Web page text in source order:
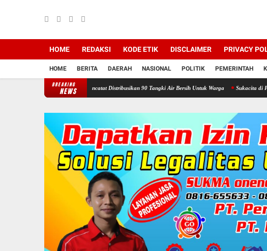
HOME REDAKSI KODE ETIK DISCLAIMER PRIVACY
HOME BERITA DAERAH NASIONAL POLITIK PEMERINTAH
BREAKING
NEWS
Ganefo Tangen Mencatat Distribusikan 90 Tangki Air Bersih Untuk Warga Sukacita di Panti Yatim